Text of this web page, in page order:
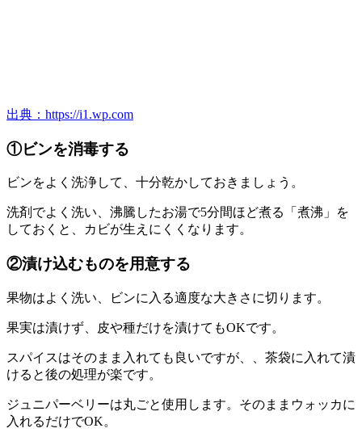
出典：https://i1.wp.com
①ビンを消毒する
ビンをよく洗浄して、十分乾かしておきましょう。
洗剤でよく洗い、沸騰したお湯で5分間ほど煮る「煮沸」を
しておくと、カビが生えにくくなります。
②漬け込むものを用意する
果物はよく洗い、ビンに入る適度な大きさに切ります。
果実は漬けず、皮や種だけを漬けてもOKです。
スパイスはそのまま入れても良いですが、、茶袋に入れて漬
けると後の処理が楽です。
ジュニパーベリーは丸ごと使用します。そのままウォッカに
入れるだけでOK。